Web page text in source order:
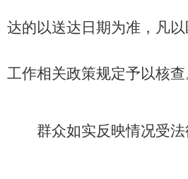
达的以送达日期为准，凡
工作相关政策规定予以核
群众如实反映情况受法